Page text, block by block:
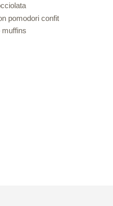
pomodori confit
muffins